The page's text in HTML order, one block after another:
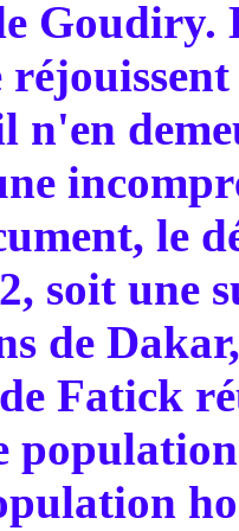
Goudiry.
n'en
le
soit une
de
Fatick